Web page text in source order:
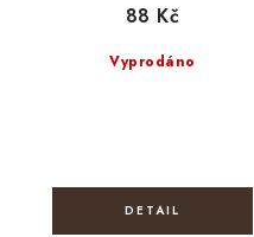
Vyprodáno
88 Kč